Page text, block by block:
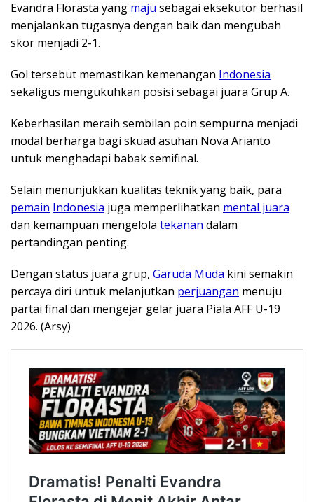
Evandra Florasta yang maju sebagai eksekutor berhasil
menjalankan tugasnya dengan baik dan mengubah
skor menjadi 2-1.
Gol tersebut memastikan kemenangan Indonesia
sekaligus mengukuhkan posisi sebagai juara Grup A.
Keberhasilan meraih sembilan poin sempurna menjadi
modal berharga bagi skuad asuhan Nova Arianto
untuk menghadapi babak semifinal.
Selain menunjukkan kualitas teknik yang baik, para
pemain Indonesia juga memperlihatkan mental juara
dan kemampuan mengelola tekanan dalam
pertandingan penting.
Dengan status juara grup, Garuda Muda kini semakin
percaya diri untuk melanjutkan perjuangan menuju
partai final dan mengejar gelar juara Piala AFF U-19
2026. (Arsy)